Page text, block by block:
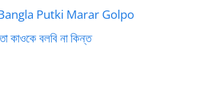
Bangla Putki Marar Golpo
কাওকে বলবি না কিন্ত